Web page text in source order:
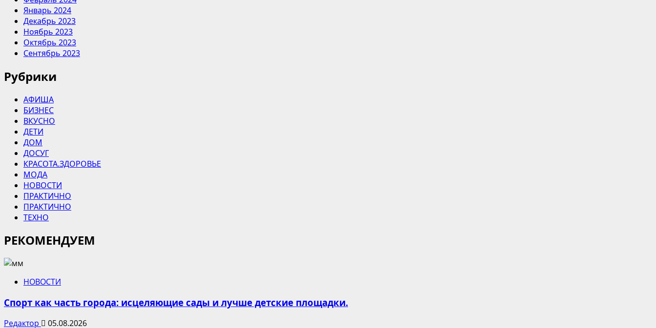
Январь 2024
Декабрь 2023
Ноябрь 2023
Октябрь 2023
Сентябрь 2023
Рубрики
АФИША
БИЗНЕС
ВКУСНО
ДЕТИ
ДОМ
ДОСУГ
КРАСОТА.ЗДОРОВЬЕ
МОДА
НОВОСТИ
ПРАКТИЧНО
ПРАКТИЧНО
ТЕХНО
РЕКОМЕНДУЕМ
НОВОСТИ
Спорт как часть города: исцеляющие сады и лучше детские площадки.
Редактор 05.08.2026